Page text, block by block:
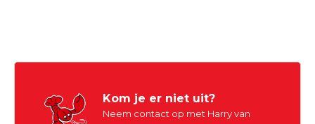
Kom je er niet uit?
Neem contact op met Harry van